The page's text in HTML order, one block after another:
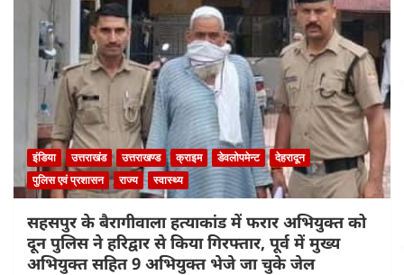
इंडिया उत्तराखंड उत्तराखण्ड क्राइम डेवलोपमेन्ट
देहरादून
पुलिस एवं प्रशासन
राज्य स्वास्थ्य
सहसपुर के बैरागीवाला हत्याकांड में फरार अभियुक्त को
दून पुलिस ने हरिद्वार से किया गिरफ्तार, पूर्व में मुख्य
अभियुक्त सहित 9 अभियुक्त भेजे जा चुके जेल